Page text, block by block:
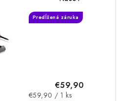
Predĺžená záruka
€59,90
Jednotková
€59,90 / 1 ks